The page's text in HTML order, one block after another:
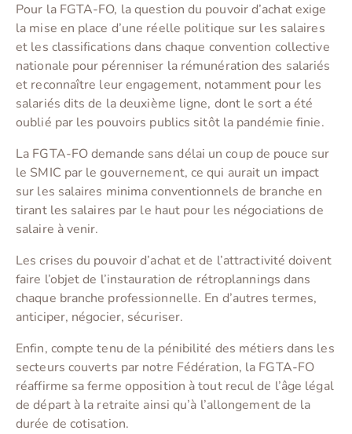
Pour la FGTA-FO, la question du pouvoir d’achat exige
la mise en place d’une réelle politique sur les salaires
et les classifications dans chaque convention collective
nationale pour pérenniser la rémunération des salariés
et reconnaître leur engagement, notamment pour les
salariés dits de la deuxième ligne, dont le sort a été
oublié par les pouvoirs publics sitôt la pandémie finie.
La FGTA-FO demande sans délai un coup de pouce sur
le SMIC par le gouvernement, ce qui aurait un impact
sur les salaires minima conventionnels de branche en
tirant les salaires par le haut pour les négociations de
salaire à venir.
Les crises du pouvoir d’achat et de l’attractivité doivent
faire l’objet de l’instauration de rétroplannings dans
chaque branche professionnelle. En d’autres termes,
anticiper, négocier, sécuriser.
Enfin, compte tenu de la pénibilité des métiers dans les
secteurs couverts par notre Fédération, la FGTA-FO
réaffirme sa ferme opposition à tout recul de l’âge légal
de départ à la retraite ainsi qu’à l’allongement de la
durée de cotisation.